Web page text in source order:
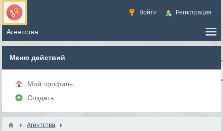
Войти Регистрация
Меню действий
Мой профиль
Создать
Агентства